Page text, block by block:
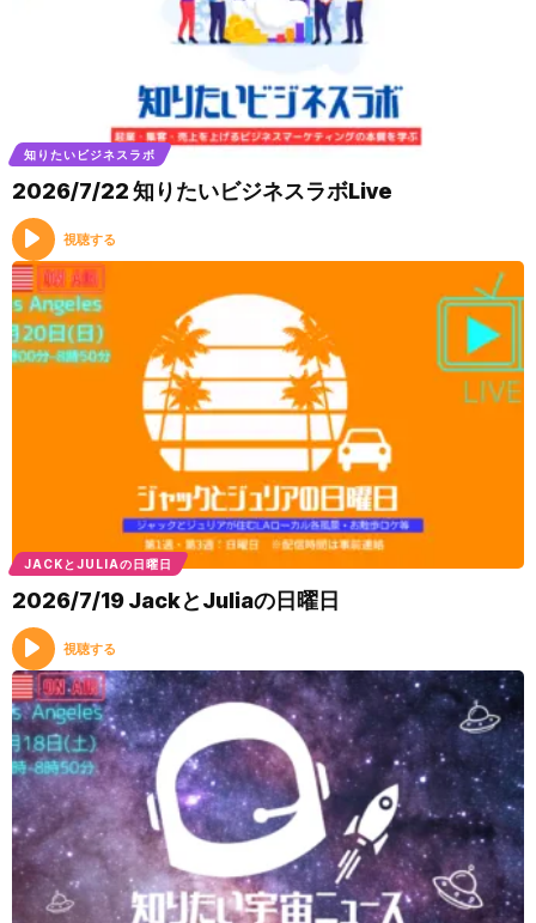
知りたいビジネスラボ
2026/7/22 知りたいビジネスラボLive
視聴する
JACKとJULIAの日曜日
2026/7/19 JackとJuliaの日曜日
視聴する